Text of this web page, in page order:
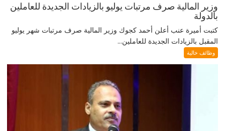
وزير المالية صرف مرتبات يوليو بالزيادات الجديدة للعاملين
بالدولة
كتبت أميرة عنب أعلن أحمد كجوك وزير المالية صرف مرتبات شهر يوليو
المقبل بالزيادات الجديدة للعاملين...
وظائف خالية